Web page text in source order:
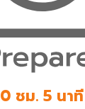
0 ชม. 5 นาที